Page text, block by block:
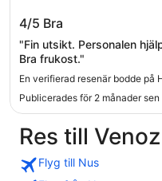
Hotel Relais Du Foyer
4/5 Bra
"Fin utsikt. Personalen
Bra frukost."
En verifierad resenär bodde på
Publicerades för 2 månader sen
Res till Venoz
Flyg till Nus